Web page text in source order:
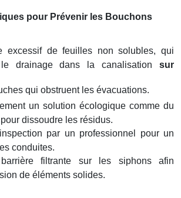
pour Prévenir les Bouchons
excessif de feuilles non solubles, qui
drainage dans la canalisation sur
qui obstruent les évacuations.
un solution écologique comme du
dissoudre les résidus.
par un professionnel pour un
conduites.
filtrante sur les siphons afin
de éléments solides.